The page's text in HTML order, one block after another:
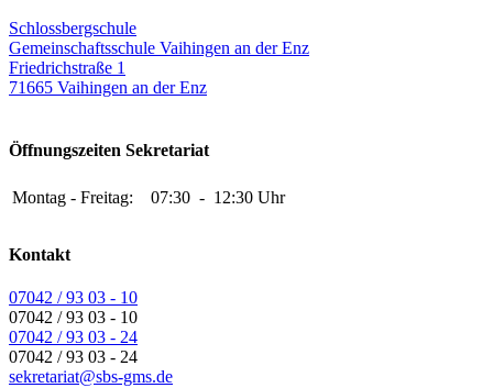
Schlossbergschule
Gemeinschaftsschule Vaihingen an der Enz
Friedrichstraße 1
71665 Vaihingen an der Enz
Öffnungszeiten Sekretariat
Montag - Freitag: 07:30 - 12:30 Uhr
Kontakt
07042 / 93 03 - 10
07042 / 93 03 - 10
07042 / 93 03 - 24
07042 / 93 03 - 24
sekretariat@sbs-gms.de